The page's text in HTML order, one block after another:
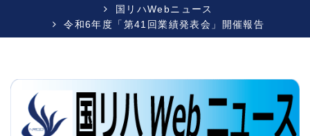
国リハWebニュース
令和6年度「第41回業績発表会」開催報告